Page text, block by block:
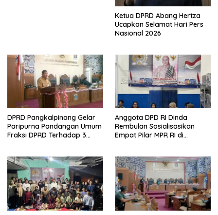
Ketua DPRD Abang Hertza
Ucapkan Selamat Hari Pers
Nasional 2026
DPRD Pangkalpinang Gelar
Paripurna Pandangan Umum
Fraksi DPRD Terhadap 3
Anggota DPD RI Dinda
Rembulan Sosialisasikan
Empat Pilar MPR RI di